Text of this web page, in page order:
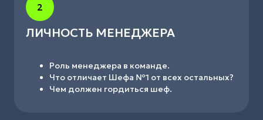
2
ЛИЧНОСТЬ МЕНЕДЖЕРА
Роль менеджера в команде.
Что отличает Шефа №1 от всех остальных?
Чем должен гордиться шеф.